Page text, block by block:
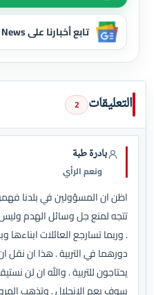
تابع أخبارنا على Google News
التعليقات 2
بادرة طبة
ونعم الرأي
اظن ان المسؤولين في بلدنا
تتجه لمنع جل وسائل الهدم
. وربما تسارجع العائلات ابناءها
دورهما في التربية . هذا ان نقل
يحتاجون للتربية . والله ان لن
سوف يعم الانحلال . وتذهب